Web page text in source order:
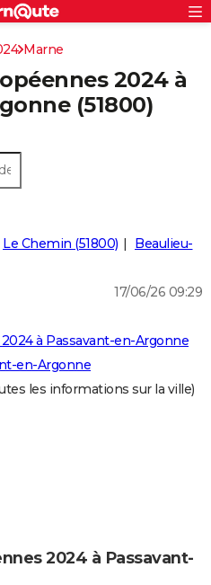
Marne
2024 à
(51800)
Le Chemin (51800)
Beaulieu-
17/06/26 09:29
à Passavant-en-Argonne
en-Argonne
les informations sur la ville)
2024 à Passavant-